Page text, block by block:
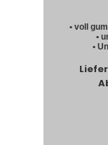
• voll
•
•